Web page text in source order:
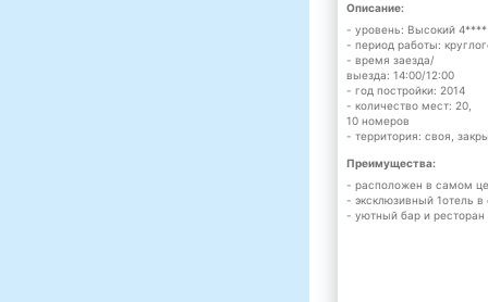
Описание:
- уровень: Высокий 4****
- период работы:
- время заезда/
выезда: 14:00/12:00
- год постройки: 2014
- количество мест: 20,
10 номеров
- территория: своя,
Преимущества:
- расположен в самом
- эксклюзивный 1отель в
- уютный бар и ресторан